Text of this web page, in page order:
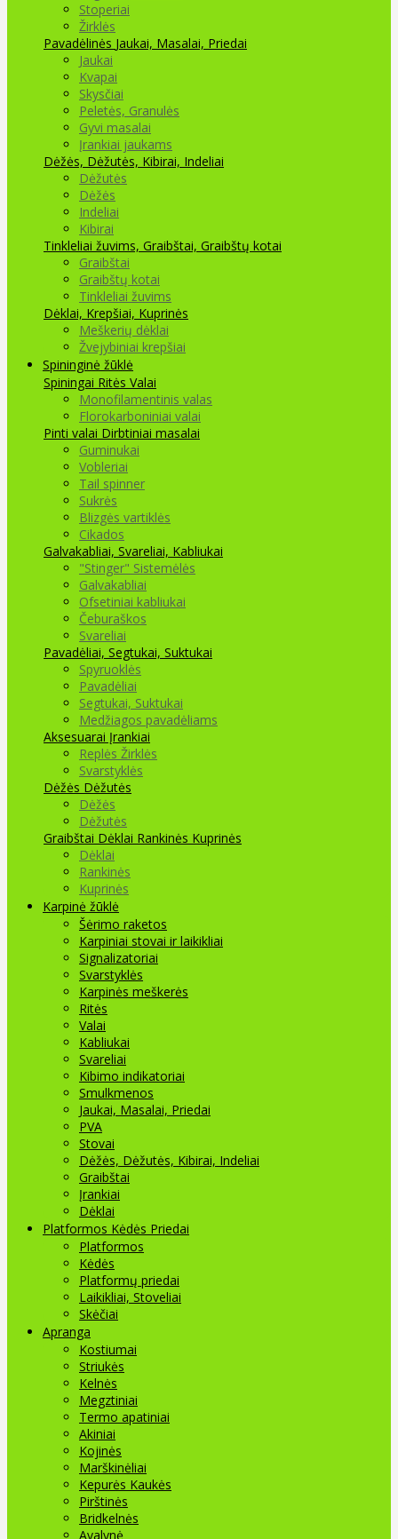
Stoperiai
Žirklės
Pavadėlinės Jaukai, Masalai, Priedai
Jaukai
Kvapai
Skysčiai
Peletės, Granulės
Gyvi masalai
Įrankiai jaukams
Dėžės, Dėžutės, Kibirai, Indeliai
Dėžutės
Dėžės
Indeliai
Kibirai
Tinkleliai žuvims, Graibštai, Graibštų kotai
Graibštai
Graibštų kotai
Tinkleliai žuvims
Dėklai, Krepšiai, Kuprinės
Meškerių dėklai
Žvejybiniai krepšiai
Spininginė žūklė
Spiningai Ritės Valai
Monofilamentinis valas
Florokarboniniai valai
Pinti valai Dirbtiniai masalai
Guminukai
Vobleriai
Tail spinner
Sukrės
Blizgės vartiklės
Cikados
Galvakabliai, Svareliai, Kabliukai
"Stinger" Sistemėlės
Galvakabliai
Ofsetiniai kabliukai
Čeburaškos
Svareliai
Pavadėliai, Segtukai, Suktukai
Spyruoklės
Pavadėliai
Segtukai, Suktukai
Medžiagos pavadėliams
Aksesuarai Įrankiai
Replės Žirklės
Svarstyklės
Dėžės Dėžutės
Dėžės
Dėžutės
Graibštai Dėklai Rankinės Kuprinės
Dėklai
Rankinės
Kuprinės
Karpinė žūklė
Šėrimo raketos
Karpiniai stovai ir laikikliai
Signalizatoriai
Svarstyklės
Karpinės meškerės
Ritės
Valai
Kabliukai
Svareliai
Kibimo indikatoriai
Smulkmenos
Jaukai, Masalai, Priedai
PVA
Stovai
Dėžės, Dėžutės, Kibirai, Indeliai
Graibštai
Įrankiai
Dėklai
Platformos Kėdės Priedai
Platformos
Kėdės
Platformų priedai
Laikikliai, Stoveliai
Skėčiai
Apranga
Kostiumai
Striukės
Kelnės
Megztiniai
Termo apatiniai
Akiniai
Kojinės
Marškinėliai
Kepurės Kaukės
Pirštinės
Bridkelnės
Avalynė